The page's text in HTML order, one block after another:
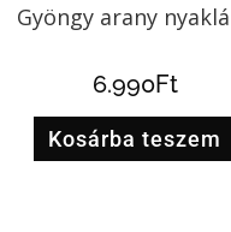
Gyöngy arany
6.990Ft
Kosárba teszem